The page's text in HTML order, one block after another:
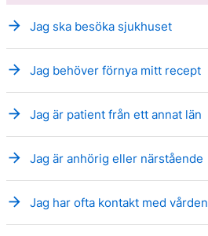
arrow_forward Jag ska besöka sjukhuset
arrow_forward Jag behöver förnya mitt recept
arrow_forward Jag är patient från ett annat län
arrow_forward Jag är anhörig eller närstående
arrow_forward Jag har ofta kontakt med vården